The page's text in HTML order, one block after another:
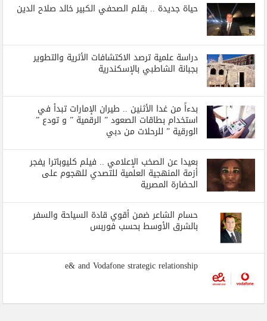
حياة جديدة .. بقلم الصحفي الكبير خالد صلاح الدين
دراسة علمية ترصد الاكتشافات الأثرية والتطوير
بجبانة الشاطبي بالإسكندرية
بدءاً من غدا الأثنين .. طيران الإمارات تبدأ في
استخدام بطاقات الصعود ” الرقمية ” و تودع ”
الورقية ” للرحلات من دبي
بعيدا عن الصخب الإعلامي .. فيلم كليوباترا يفجر
أزمة المنهجية العلمية للتصدي للهجوم على
الحضارة المصرية
حسام الشاعر ضمن أقوي قادة السياحة والسفر
بالشرق الأوسط بحسب فوربس
e& and Vodafone strategic relationship